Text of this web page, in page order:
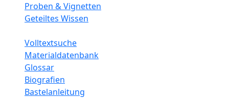
Proben & Vignetten
Geteiltes Wissen
Volltextsuche
Materialdatenbank
Glossar
Biografien
Bastelanleitung